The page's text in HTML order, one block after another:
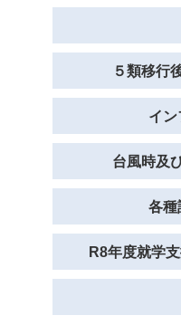
５類移行
イン
台風時及
各種
R8年度就学